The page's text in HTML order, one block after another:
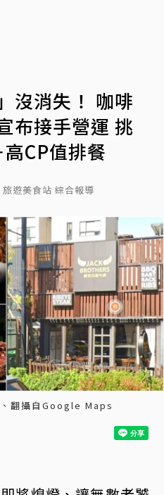
沒消失！ 咖啡
布接手營運 挑
CP值排餐
遊美食站 綜合報導
翻攝自Google Maps